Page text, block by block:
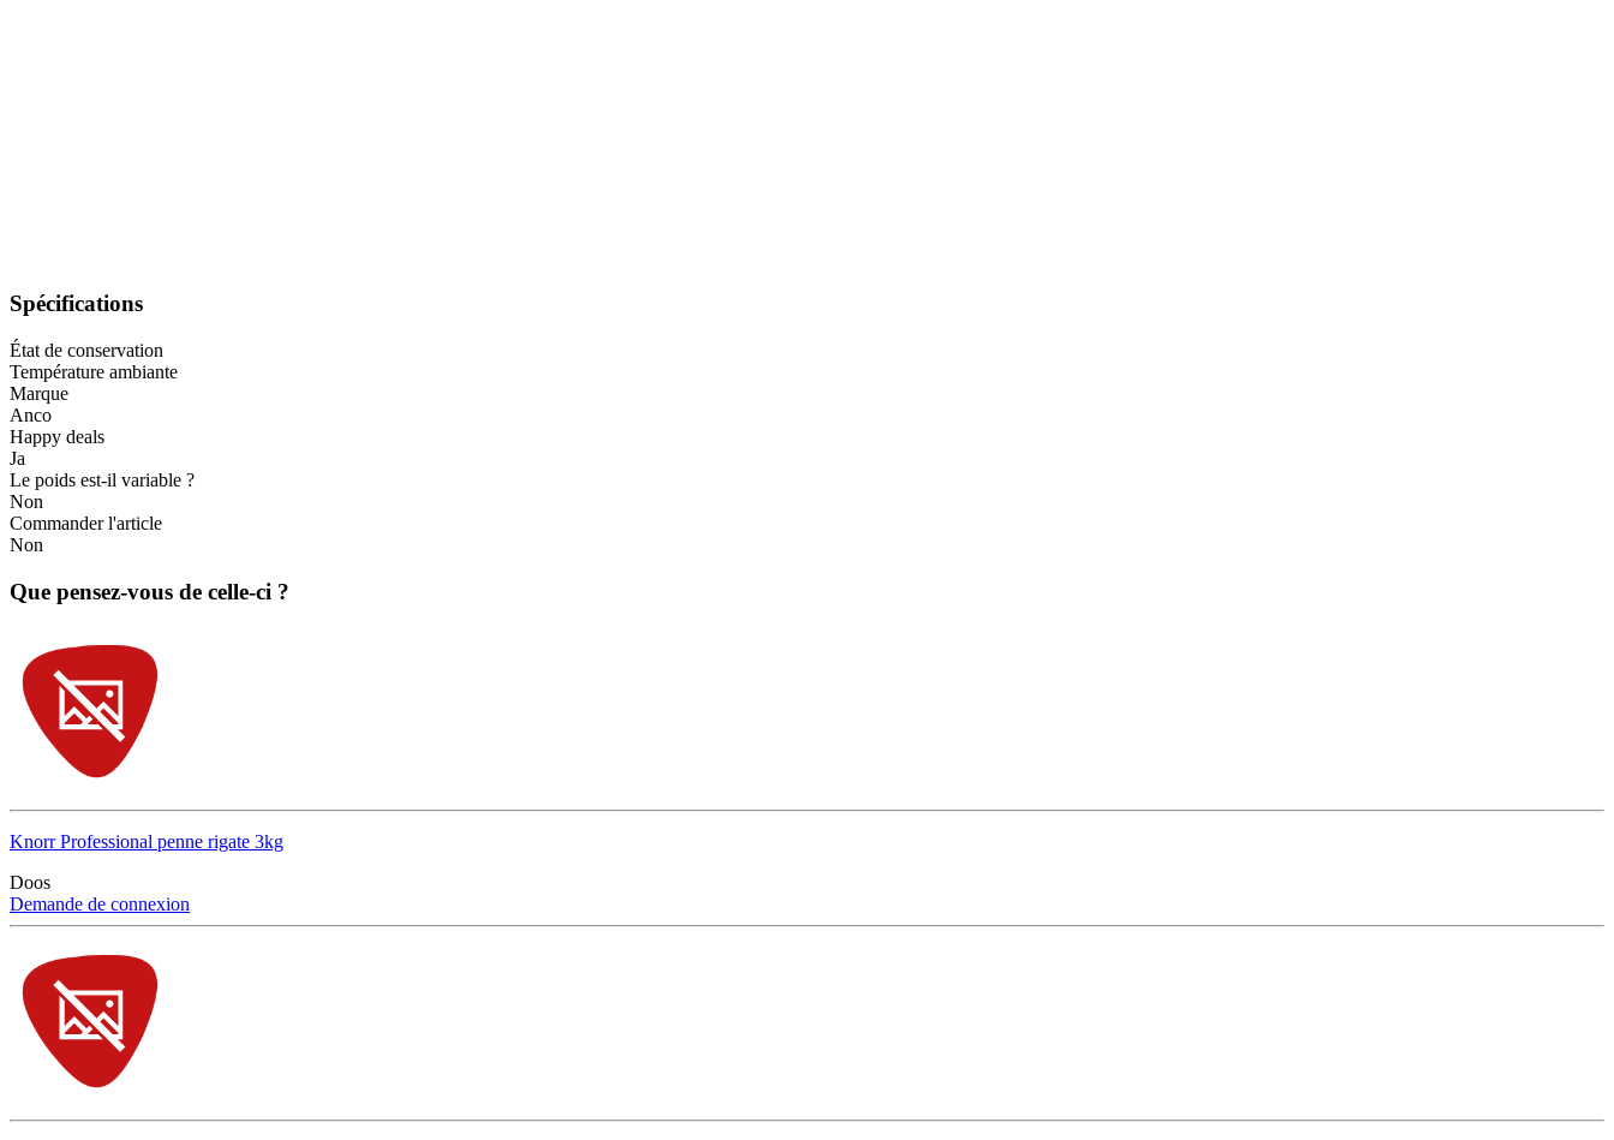
Spécifications
État de conservation
Température ambiante
Marque
Anco
Happy deals
Ja
Le poids est-il variable ?
Non
Commander l'article
Non
Que pensez-vous de celle-ci ?
Knorr Professional penne rigate 3kg
Doos
Demande de connexion